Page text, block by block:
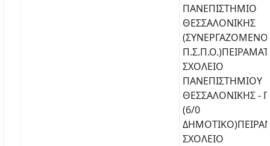
ΠΑΝΕΠΙΣΤΗΜΙΟ
ΘΕΣΣΑΛΟΝΙΚΗΣ
(ΣΥΝΕΡΓΑΖΟΜΕΝΟ
ΣΧΟΛΕΙΟ
ΠΑΝΕΠΙΣΤΗΜΙΟΥ
ΘΕΣΣΑΛΟΝΙΚΗΣ -
(6/0
ΣΧΟΛΕΙΟ